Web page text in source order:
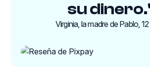
su
Virginia, la madre de Pablo,